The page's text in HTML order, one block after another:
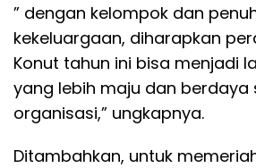
” dengan kelompok dan
kekeluargaan, diharapkan
Konut tahun ini bisa menjadi
yang lebih maju dan berdaya
organisasi,” ungkapnya.
Ditambahkan, untuk